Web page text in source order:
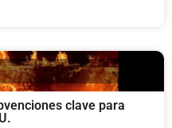
clave para